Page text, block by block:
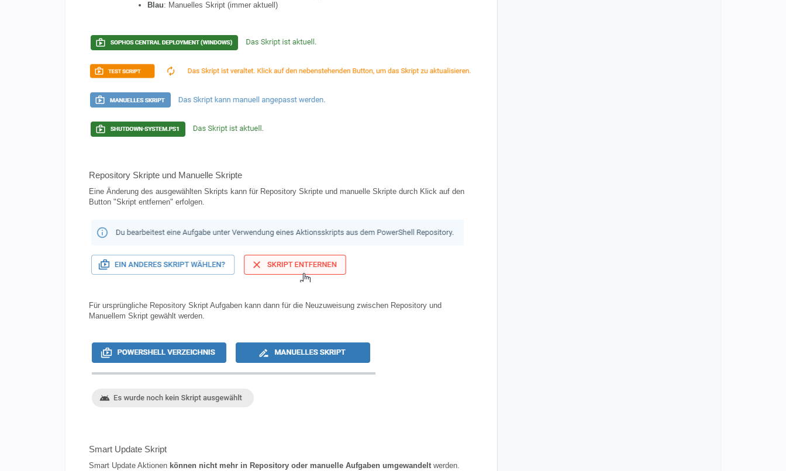
Blau: Manuelles Skript (immer aktuell)
Repository Skripte und Manuelle Skripte
Eine Änderung des ausgewählten Skripts kann für Repository Skripte und manuelle Skripte durch Klick auf den
Button "Skript entfernen" erfolgen.
Für ursprüngliche Repository Skript Aufgaben kann dann für die Neuzuweisung zwischen Repository und
Manuellem Skript gewählt werden.
Smart Update Skript
Smart Update Aktionen können nicht mehr in Repository oder manuelle Aufgaben umgewandelt werden.